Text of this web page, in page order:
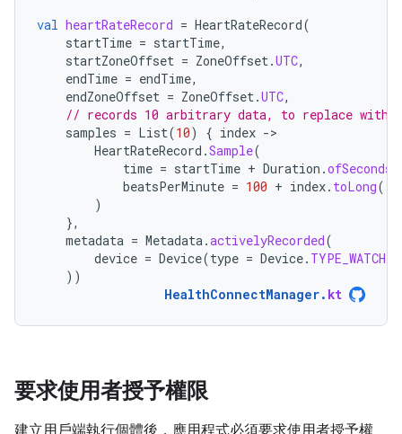
val heartRateRecord = HeartRateRecord(
startTime = startTime,
startZoneOffset = ZoneOffset.UTC,
endTime = endTime,
endZoneOffset = ZoneOffset.UTC,
// records 10 arbitrary data, to replace with
samples = List(10) { index -
HeartRateRecord .Sample(
time = startTime + Duration .ofSeconds
beatsPerMinute = 100 + index. toLong(),
)
},
metadata = Metadata.activelyRecorded(
device = Device(type = Device. TYPE_WATCH
))
HealthConnectManager. kt
要求使用者授予權限
建立用戶端執行個體後，應用程式必須要求使用者授予權